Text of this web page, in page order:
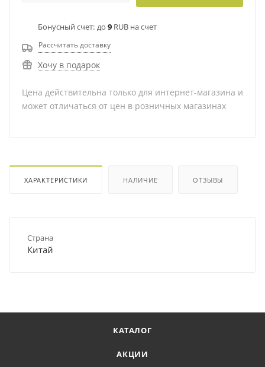
Бонусный счет: до 9 RUB на счет
Рассчитать доставку
Хочу в подарок
Цена действительна только для интернет-магазина и
может отличаться от цен в розничных магазинах
ХАРАКТЕРИСТИКИ НАЛИЧИЕ ОТЗЫВЫ
Страна
Китай
КАТАЛОГ
АКЦИИ